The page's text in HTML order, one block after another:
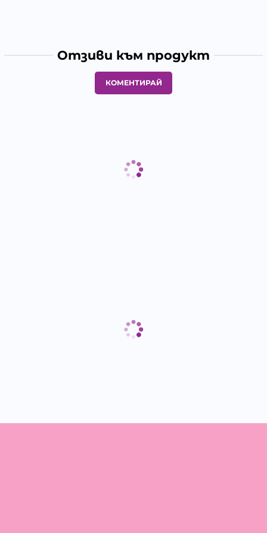
Отзиви към продукт
КОМЕНТИРАЙ